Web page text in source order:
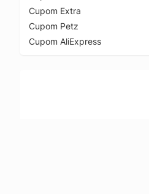
Cupom Extra
Cupom Petz
Cupom AliExpress